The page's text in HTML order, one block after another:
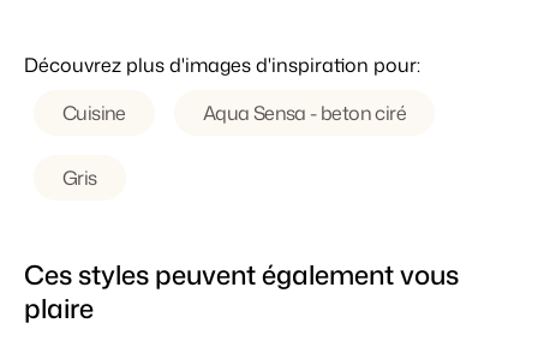
Découvrez plus d'images d'inspiration pour:
Cuisine
Aqua Sensa - beton ciré
Gris
Ces styles peuvent également vous
plaire